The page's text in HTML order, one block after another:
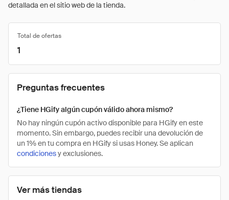
detallada en el sitio web de la tienda.
Ver más tiendas
Total de ofertas
1
Preguntas frecuentes
¿Tiene HGify algún cupón válido ahora mismo?
No hay ningún cupón activo disponible para HGify en este
momento. Sin embargo, puedes recibir una devolución de
un 1% en tu compra en HGify si usas Honey. Se aplican
condicionesy exclusiones.